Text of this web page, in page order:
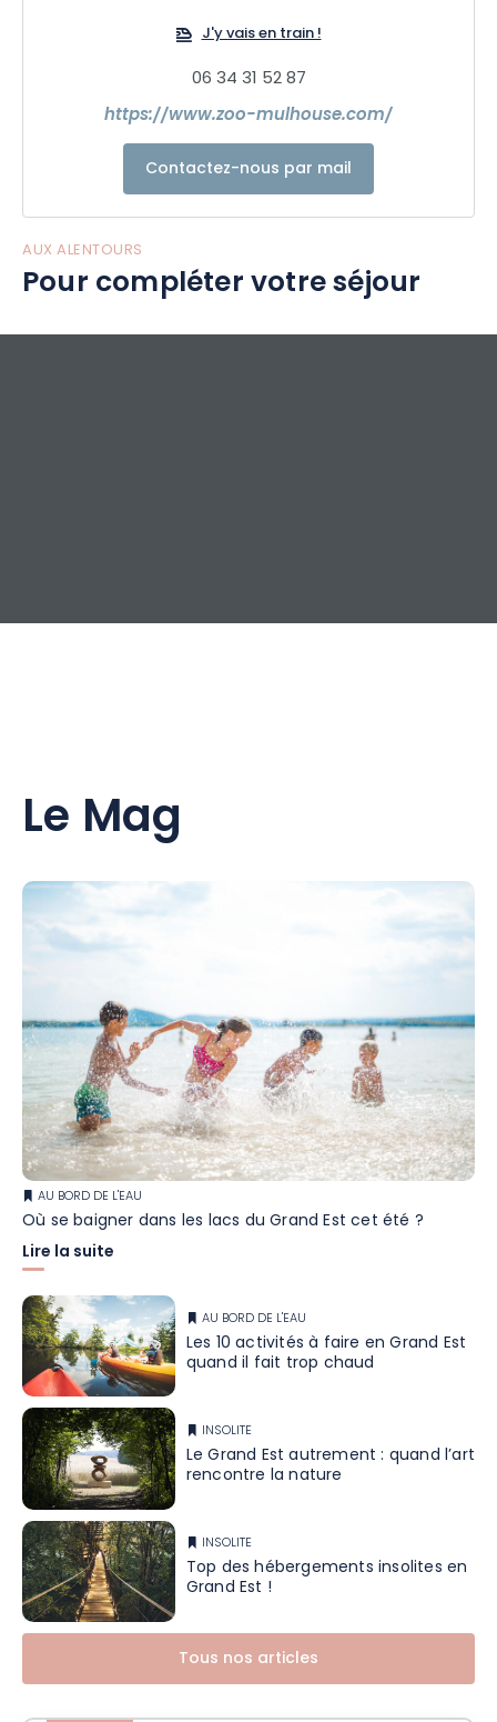
d’émotions. Une sortie idéale en famille ou entre amis, pour
s’émerveiller, apprendre et partager un moment unique au
J'y vais en train !
06 34 31 52 87
https://www.zoo-mulhouse.com/
Contactez-nous par mail
AUX ALENTOURS
Pour compléter votre séjour
Le Mag
AU BORD DE L'EAU
Où se baigner dans les lacs du Grand Est cet été ?
Lire la suite
AU BORD DE L'EAU
Les 10 activités à faire en Grand Est
quand il fait trop chaud
INSOLITE
Le Grand Est autrement : quand l’art
rencontre la nature
INSOLITE
Top des hébergements insolites en
Grand Est !
Tous nos articles